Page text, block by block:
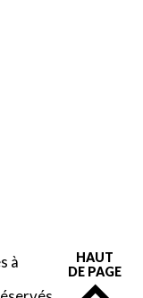
à
HAUT
DE PAGE